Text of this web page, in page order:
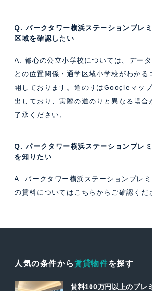
Q. パークタワー横浜ステーションプレ
区域を確認したい
A. 都心の公立小学校については、デー
との位置関係・通学区域小学校がわかる
開しております。道のりはGoogleマッ
出しており、実際の道のりと異なる場合
了承ください。
Q. パークタワー横浜ステーションプレ
を知りたい
A. パークタワー横浜ステーションプレミ
の賃料については こちらからご確認くだ
人気の条件から賃貸物件を探す
賃料100万円以上のプレ